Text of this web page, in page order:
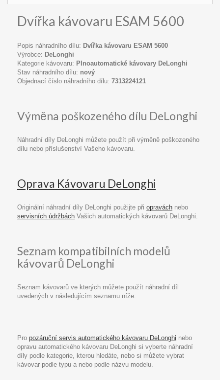
Dvířka kávovaru ESAM 5600
Popis náhradního dílu: Dvířka kávovaru ESAM 5600
Výrobce: DeLonghi
Kategorie kávovaru: Plnoautomatické kávovary DeLonghi
Stav náhradního dílu: nový
Objednací číslo náhradního dílu: 7313224121
Výměna poškozeného dílu DeLonghi
Náhradní díly DeLonghi můžete použít při výměně poškozeného
dílu nebo příslušenství Vašeho kávovaru.
Oprava Kávovaru DeLonghi
Originální náhradní díly DeLonghi použijte při opravách nebo
servisních údržbách Vašich automatických kávovarů DeLonghi.
Seznam kompatibilních modelů
kávovarů DeLonghi
Seznam kávovarů ve kterých můžete použít náhradní díl
uvedených v následujícím seznamu níže:
Pro pozáruční servis automatického kávovaru DeLonghi nebo
opravu automatického kávovaru DeLonghi si vyberte náhradní
díly podle kategorie, kterou hledáte, nebo si můžete vybrat
kávovar podle typu a nebo podle názvu modelu.